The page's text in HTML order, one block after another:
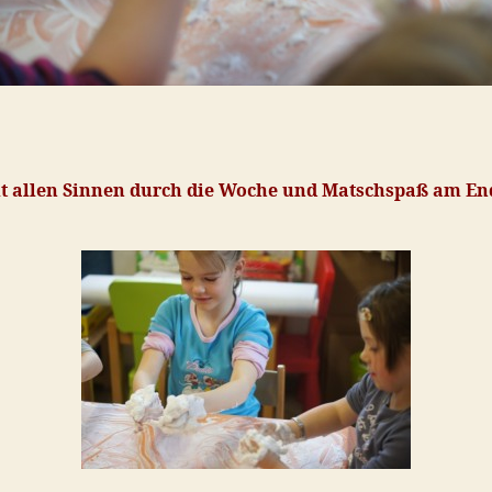
allen Sinnen durch die Woche und Matschspaß am